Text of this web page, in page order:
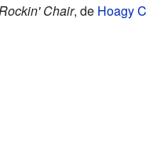
Chair, de Hoagy